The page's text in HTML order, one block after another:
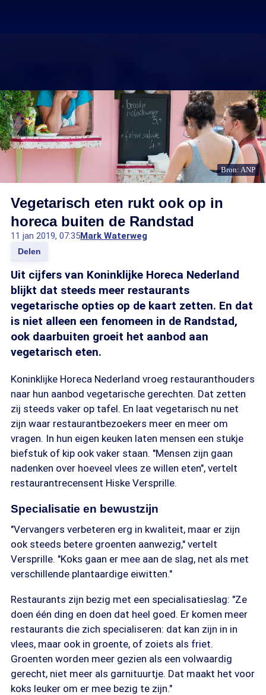
Bron: ANP
Vegetarisch eten rukt ook op in
horeca buiten de Randstad
11 jan 2019, 07:35Mark Waterweg
Delen
Uit cijfers van Koninklijke Horeca Nederland
blijkt dat steeds meer restaurants
vegetarische opties op de kaart zetten. En dat
is niet alleen een fenomeen in de Randstad,
ook daarbuiten groeit het aanbod aan
vegetarisch eten.
Koninklijke Horeca Nederland vroeg restauranthouders
naar hun aanbod vegetarische gerechten. Dat zetten
zij steeds vaker op tafel. En laat vegetarisch nu net
zijn waar restaurantbezoekers meer en meer om
vragen. In hun eigen keuken laten mensen een stukje
biefstuk of kip ook vaker staan. "Mensen zijn gaan
nadenken over hoeveel vlees ze willen eten", vertelt
restaurantrecensent Hiske Versprille.
Specialisatie en bewustzijn
"Vervangers verbeteren erg in kwaliteit, maar er zijn
ook steeds betere groenten aanwezig," vertelt
Versprille. "Koks gaan er mee aan de slag, net als met
verschillende plantaardige eiwitten."
Restaurants zijn bezig met een specialisatieslag: "Ze
doen één ding en doen dat heel goed. Er komen meer
restaurants die zich specialiseren: dat kan zijn in in
vlees, maar ook in groente, of zoiets als friet.
Groenten worden meer gezien als een volwaardig
gerecht, niet meer als garnituurtje. Dat maakt het voor
koks leuker om er mee bezig te zijn."